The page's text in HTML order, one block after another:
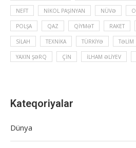
NEFT NIKOL PAŞINYAN NÜVƏ
POLŞA QAZ QIYMƏT RAKET
SILAH TEXNIKA TÜRKIYƏ TƏLIM
YAXIN ŞƏRQ ÇIN İLHAM ƏLIYEV
Kateqoriyalar
Dünya